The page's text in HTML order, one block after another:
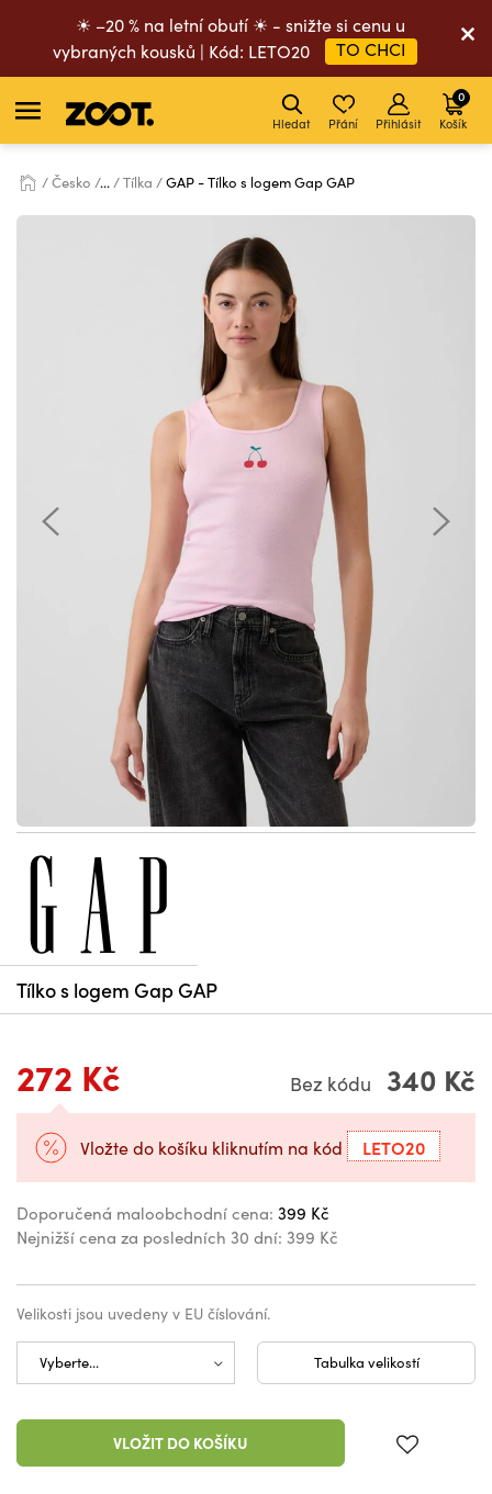
☀ –20 % na letní obutí ☀ - snižte si cenu u
vybraných kousků | Kód: LETO20
TO CHCI
Hledat Přání Přihlásit Košík
0
Česko ... Tílka GAP - Tílko s logem Gap GAP
Tílko s logem Gap GAP
272 Kč Bez kódu 340 Kč
Vložte do košíku kliknutím na kód LETO20
Doporučená maloobchodní cena: 399 Kč
Nejnižší cena za posledních 30 dní: 399 Kč
Velikosti jsou uvedeny v EU číslování.
Tabulka velikostí
VLOŽIT DO KOŠÍKU